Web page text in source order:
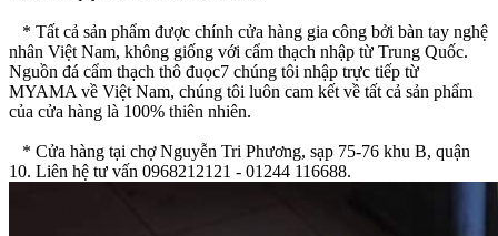
* Tất cả sản phẩm được chính cửa hàng gia công bởi bàn tay nghệ
nhân Việt Nam, không giống với cẩm thạch nhập từ Trung Quốc.
Nguồn đá cẩm thạch thô đuọc7 chúng tôi nhập trực tiếp từ
MYAMA về Việt Nam, chúng tôi luôn cam kết về tất cả sản phẩm
của cửa hàng là 100% thiên nhiên.
* Cửa hàng tại chợ Nguyễn Tri Phương, sạp 75-76 khu B, quận
10. Liên hệ tư vấn 0968212121 - 01244 116688.